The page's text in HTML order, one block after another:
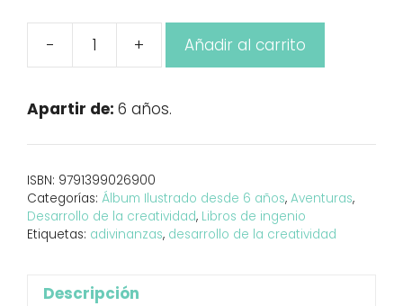
-
Adivina,
contó
secreto
cantidad
+ Añadir al carrito
Apartir de: 6 años.
ISBN: 9791399026900
Categorías: Álbum Ilustrado desde 6 años, Aventuras,
Desarrollo de la creatividad, Libros de ingenio
Etiquetas: adivinanzas, desarrollo de la creatividad
Descripción